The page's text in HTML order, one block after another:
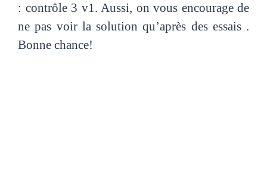
: contrôle 3 v1. Aussi, on vous encourage de
ne pas voir la solution qu’après des essais .
Bonne chance!